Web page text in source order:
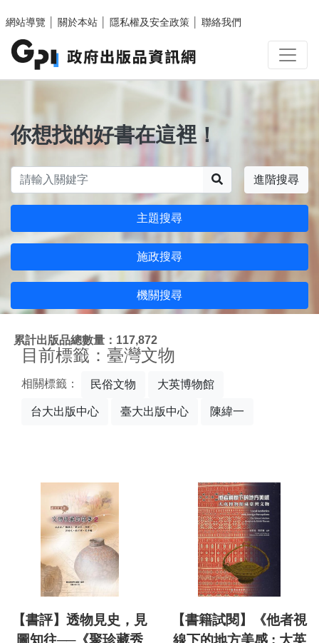
網站導覽
關於本站 隱私權及安全政策 聯絡我們
你想找的好書在這裡！
進階搜尋
主題搜尋
施政搜尋
機關搜尋
累計出版品總數量：117,872
目前標籤：臺灣文物
相關標籤： 民俗文物 大英博物館
台大出版中心 臺大出版中心 陳緯一
【書評】透物見史，見
圖知往──《聚珍藏秀
【書籍試閱】《他者視
線下的地方美感 : 大英